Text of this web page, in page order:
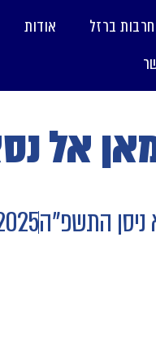
חרבות ברזל אודות
אל
ניסן התשפ"ה